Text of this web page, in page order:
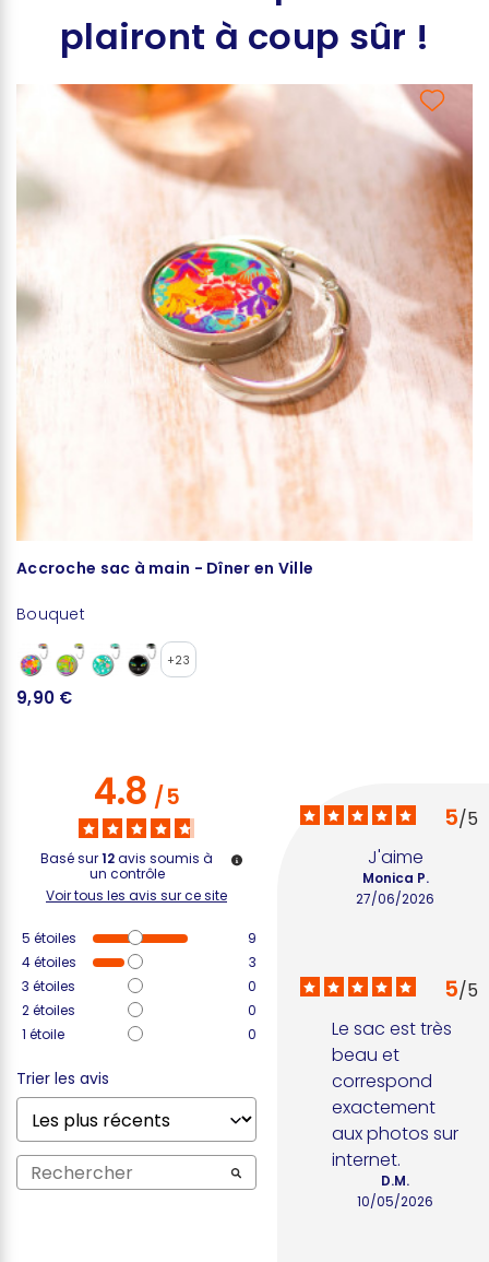
plairont à coup sûr !
Accroche sac à main - Dîner en Ville
Bouquet
+23
9,90 €
4.8/5
Basé sur12avis soumis à
un contrôle
Voir tous les avis sur ce site
5 étoiles
9
4étoiles
3
3 étoiles
0
2étoiles
0
1 étoile 0
Trier les avis
5/5
J'aime
27/06/2026
Monica P.
5/5
Le sac est très
beau et
correspond
exactement
aux photos sur
internet.
10/05/2026
D.M.